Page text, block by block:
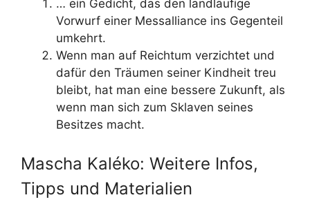
… ein Gedicht, das den landläufige
Vorwurf einer Messalliance ins Gegenteil
umkehrt.
Wenn man auf Reichtum verzichtet und
dafür den Träumen seiner Kindheit treu
bleibt, hat man eine bessere Zukunft, als
wenn man sich zum Sklaven seines
Besitzes macht.
Mascha Kaléko: Weitere Infos,
Tipps und Materialien